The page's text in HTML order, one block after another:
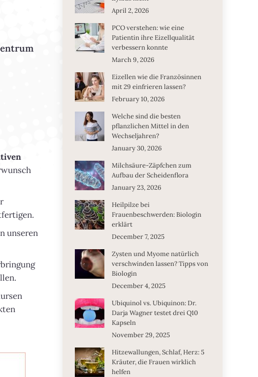
unseren
April 2, 2026
PCO verstehen: wie eine
Patientin ihre Eizellqualität
verbessern konnte
March 9, 2026
Eizellen wie die Französinnen
mit 29 einfrieren lassen?
February 10, 2026
Welche sind die besten
pflanzlichen Mittel in den
Wechseljahren?
January 30, 2026
Milchsäure-Zäpfchen zum
Aufbau der Scheidenflora
January 23, 2026
Heilpilze bei
Frauenbeschwerden: Biologin
erklärt
December 7, 2025
Zysten und Myome natürlich
verschwinden lassen? Tipps von
Biologin
December 4, 2025
Ubiquinol vs. Ubiquinon: Dr.
Darja Wagner testet drei Q10
Kapseln
November 29, 2025
Hitzewallungen, Schlaf, Herz: 5
Kräuter, die Frauen wirklich
helfen